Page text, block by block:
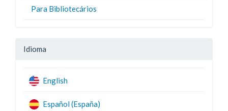
Para Bibliotecários
Idioma
English
Español (España)